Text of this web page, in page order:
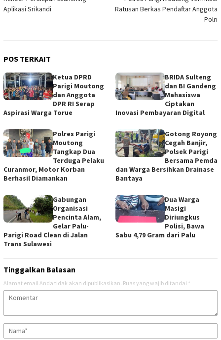
pos
Aplikasi Srikandi
Ratusan Berkas Pendaftar Anggota
Polri
POS TERKAIT
‎Ketua DPRD
Parigi Moutong
dan Anggota
DPR RI Serap
Aspirasi Warga Torue
BRIDA Sulteng
dan BI Gandeng
Mahasiswa
Ciptakan
Inovasi Pembayaran Digital
Polres Parigi
Moutong
Tangkap Dua
Terduga Pelaku
Curanmor, Motor Korban
Berhasil Diamankan
Gotong Royong
Cegah Banjir,
Polsek Parigi
Bersama Pemda
dan Warga Bersihkan Drainase
Bantaya
Gabungan
Organisasi
Pencinta Alam,
Gelar Palu-
Parigi Road Clean di Jalan
Trans Sulawesi
Dua Warga
Masigi
Diriungkus
Polisi, Bawa
Sabu 4,79 Gram dari Palu
Tinggalkan Balasan
Alamat email Anda tidak akan dipublikasikan. Ruas yang wajib ditandai *